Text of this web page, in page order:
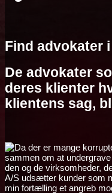
Find advokater
De advokater
deres klienter
klientens sag,